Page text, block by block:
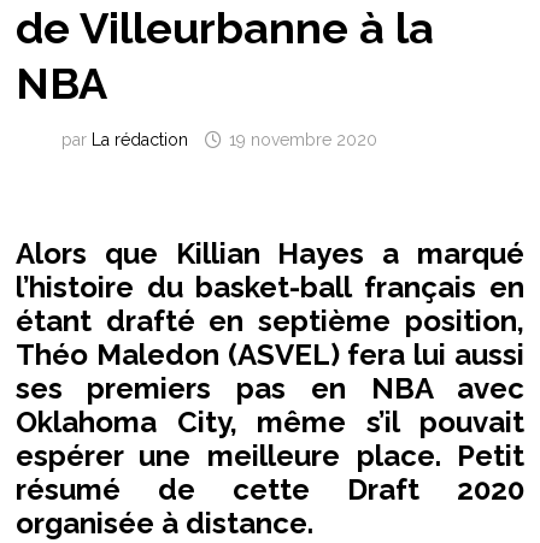
de Villeurbanne à la
NBA
par La rédaction 19 novembre 2020
Alors que Killian Hayes a marqué
l’histoire du basket-ball français en
étant drafté en septième position,
Théo Maledon (ASVEL) fera lui aussi
ses premiers pas en NBA avec
Oklahoma City, même s’il pouvait
espérer une meilleure place. Petit
résumé de cette Draft 2020
organisée à distance.